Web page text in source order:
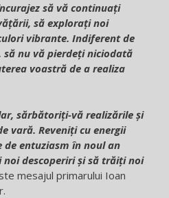
să vă continuați
să explorați noi
vibrante. Indiferent de
nu vă pierdeți niciodată
voastră de a realiza
sărbătoriți-vă realizările și
vară. Reveniți cu energii
entuziasm în noul an
descoperiri și să trăiți noi
mesajul primarului Ioan